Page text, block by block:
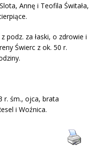
Annę i Teofila Świtała,
podz. za łaski, o zdrowie i
Świerc z ok. 50 r.
r. śm., ojca, brata
i Woźnica.